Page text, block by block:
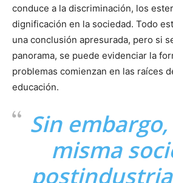
conduce a la discriminación, los
dignificación en la sociedad. Todo
una conclusión apresurada, pero si
panorama, se puede evidenciar la
problemas comienzan en las raíces
educación.
Sin
misma